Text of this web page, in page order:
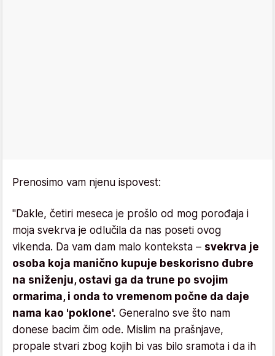
Prenosimo vam njenu ispovest:
"Dakle, četiri meseca je prošlo od mog porođaja i
moja svekrva je odlučila da nas poseti ovog
vikenda. Da vam dam malo konteksta – svekrva je
osoba koja manično kupuje beskorisno đubre
na sniženju, ostavi ga da trune po svojim
ormarima, i onda to vremenom počne da daje
nama kao 'poklone'. Generalno sve što nam
donese bacim čim ode. Mislim na prašnjave,
propale stvari zbog kojih bi vas bilo sramota i da ih